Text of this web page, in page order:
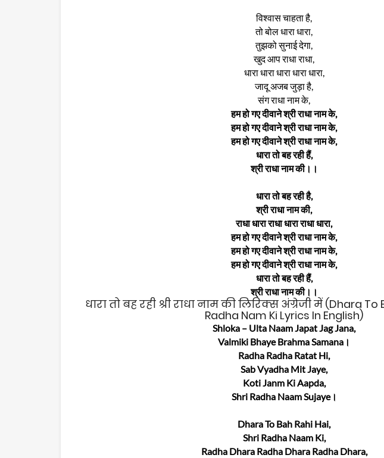
विश्वास चाहता है,
तो बोल धारा धारा,
तुझको सुनाई देगा,
खुद आप राधा राधा,
धारा धारा धारा धारा धारा,
जादू अजब जुड़ा है,
संग राधा नाम के,
हम हो गए दीवाने श्री राधा नाम के,
हम हो गए दीवाने श्री राधा नाम के,
हम हो गए दीवाने श्री राधा नाम के,
धारा तो बह रही हैं,
श्री राधा नाम की।।
धारा तो बह रही है,
श्री राधा नाम की,
राधा धारा राधा धारा राधा धारा,
हम हो गए दीवाने श्री राधा नाम के,
हम हो गए दीवाने श्री राधा नाम के,
हम हो गए दीवाने श्री राधा नाम के,
धारा तो बह रही हैं,
श्री राधा नाम की।।
धारा तो बह रही श्री राधा नाम की लिरिक्स अंग्रेजी में (Dhara To
Radha Nam Ki Lyrics In English)
Shloka – Ulta Naam Japat Jag Jana,
Valmiki Bhaye Brahma Samana।
Radha Radha Ratat Hi,
Sab Vyadha Mit Jaye,
Koti Janm Ki Aapda,
Shri Radha Naam Sujaye।
Dhara To Bah Rahi Hai,
Shri Radha Naam Ki,
Radha Dhara Radha Dhara Radha Dhara,